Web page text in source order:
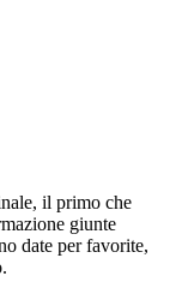
il primo che
giunte
date per favorite,